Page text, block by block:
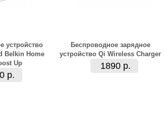
устройство
Belkin Home
Up
р.
Беспроводное зарядное
устройство Qi Wireless Charger
1890 р.